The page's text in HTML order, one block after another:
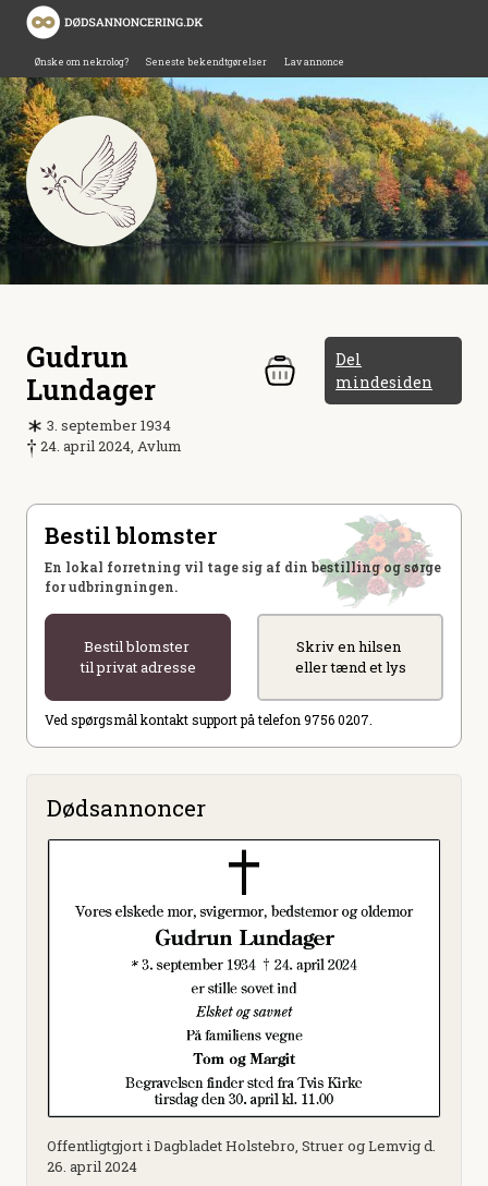
Ønske om nekrolog? Seneste bekendtgørelser Lav annonce
Gudrun
Lundager
Del
mindesiden
3. september 1934
24. april 2024, Avlum
Bestil blomster
En lokal forretning vil tage sig af din bestilling og sørge
for udbringningen.
Bestil blomster
til privat adresse
Skriv en hilsen
eller tænd et lys
Ved spørgsmål kontakt support på telefon 9756 0207.
Dødsannoncer
Offentligtgjort i Dagbladet Holstebro, Struer og Lemvig d.
26. april 2024